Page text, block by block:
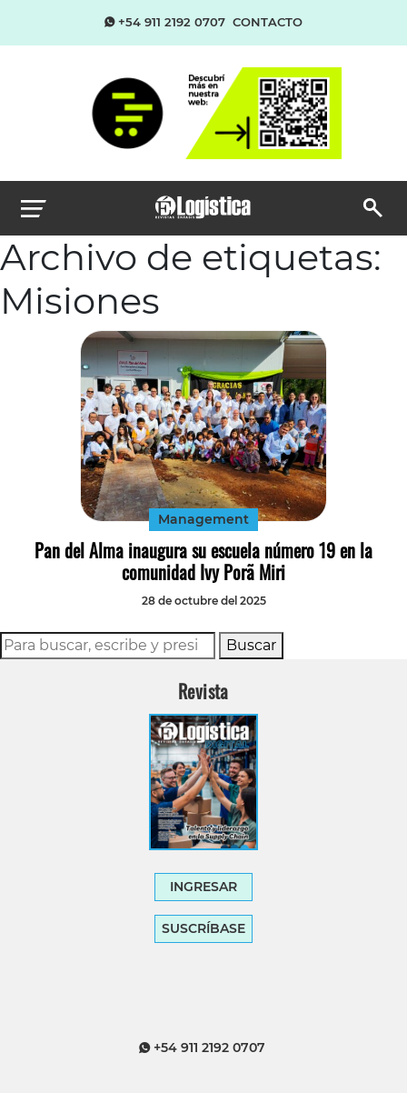
+54 911 2192 0707 CONTACTO
Archivo de etiquetas:
Misiones
Management
Pan del Alma inaugura su escuela número 19 en la
comunidad Ivy Porã Miri
28 de octubre del 2025
Buscar
Revista
INGRESAR
SUSCRÍBASE
+54 911 2192 0707